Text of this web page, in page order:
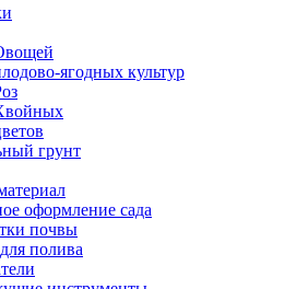
ягодных культур
грунт
оформление сада
почвы
полива